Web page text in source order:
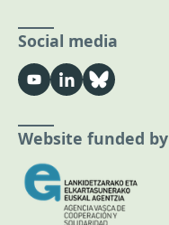
Social media
Website funded by